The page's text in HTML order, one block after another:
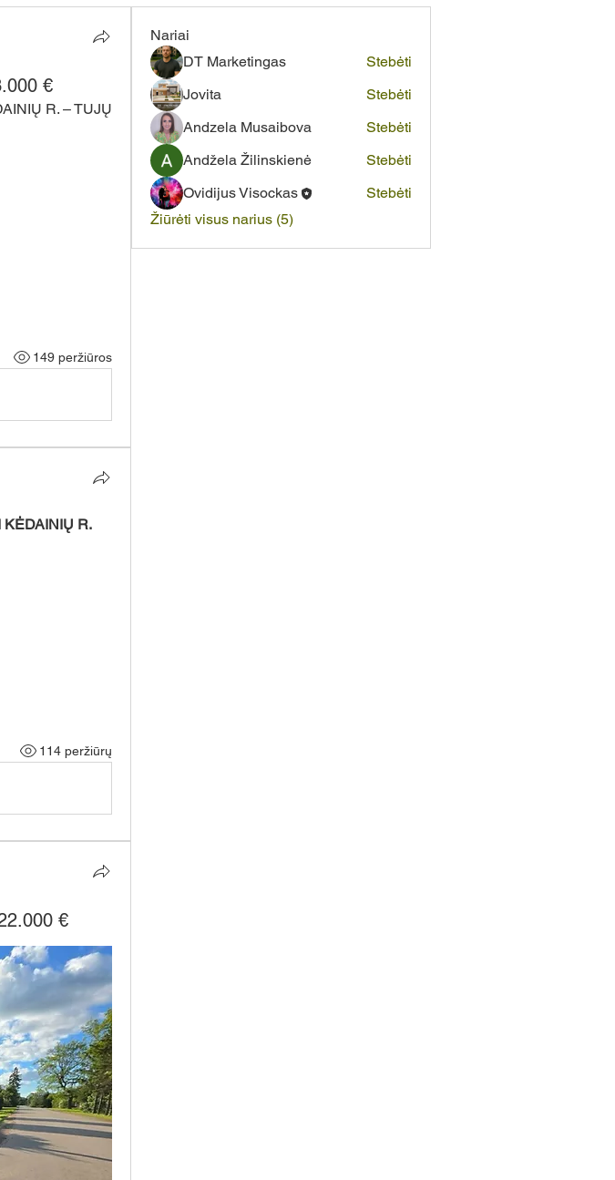
€
R. – TUJŲ
149 peržiūros
R.
114 peržiūrų
€
Nariai
DT Marketingas
Stebėti
Jovita
Stebėti
Andzela Musaibova
Stebėti
Andžela Žilinskienė
Stebėti
Ovidijus Visockas
Stebėti
Žiūrėti visus narius (5)